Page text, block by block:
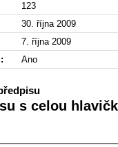
123
30. října 2009
7. října 2009
Ano
s celou